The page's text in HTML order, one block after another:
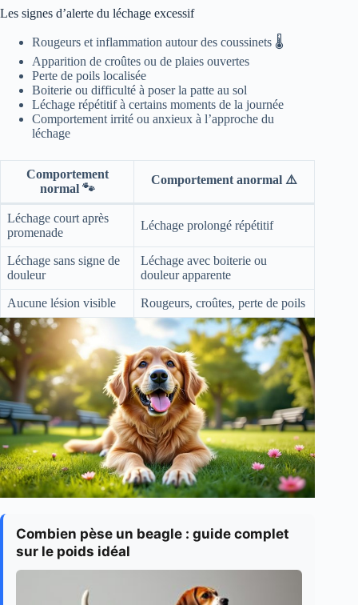
Les signes d’alerte du léchage excessif
Rougeurs et inflammation autour des coussinets 🌡️
Apparition de croûtes ou de plaies ouvertes
Perte de poils localisée
Boiterie ou difficulté à poser la patte au sol
Léchage répétitif à certains moments de la journée
Comportement irrité ou anxieux à l’approche du
léchage
Comportement
normal 🐾
Comportement anormal ⚠️
Léchage court après
promenade
Léchage prolongé répétitif
Léchage sans signe de
douleur
Léchage avec boiterie ou
douleur apparente
Aucune lésion visible Rougeurs, croûtes, perte de poils
Combien pèse un beagle : guide complet
sur le poids idéal